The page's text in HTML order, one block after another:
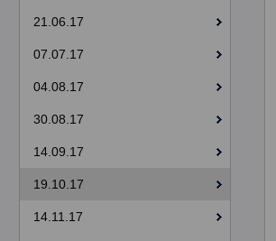
21.06.17
07.07.17
04.08.17
30.08.17
14.09.17
19.10.17
14.11.17